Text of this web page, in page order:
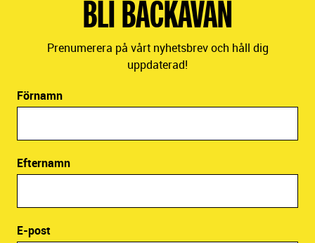
BLI BACKAVÄN
Prenumerera på vårt nyhetsbrev och håll dig
uppdaterad!
Förnamn
Efternamn
E-post